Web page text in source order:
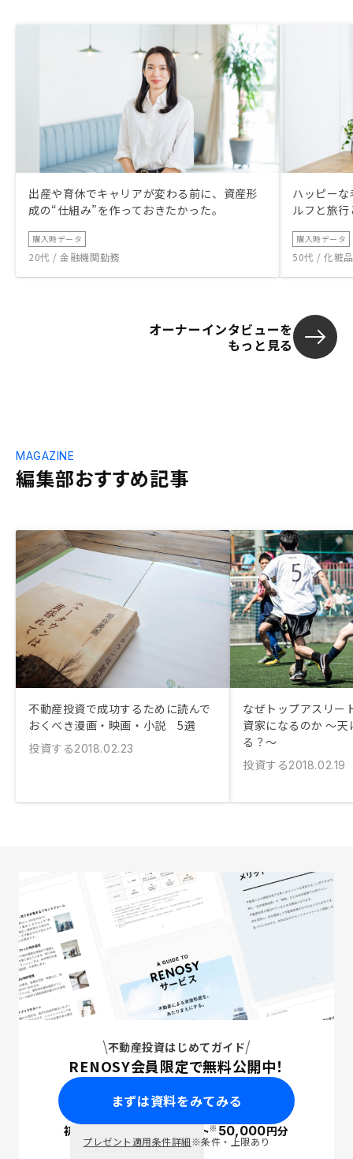
に活かすために面談中にメモをとって参考
にしていました(笑) 尊敬•信頼できる方だ
ったので、今後も末永くお付き合いしてい
きたいと思います。面談の際にベルフェイ
スを使用していましたが、使用感があまり
良くなかったのでZOOMなどのツールを使
用して頂けると良いと思います。
出産や育休でキャリアが変わる前に、資産形
成の“仕組み”を作っておきたかった。
購入時データ
20代 / 金融機関勤務
ハッピー
ルフと旅
購入時データ
50代 / 化粧
オーナーインタビューを
もっと見る
編集部おすすめ記事
MAGAZINE
不動産投資で成功するために読んで
おくべき漫画・映画・小説 5選
投資する2018.02.23
なぜトップアスリー
資家になるのか ～
る？～
投資する2018.02.19
不動産投資はじめてガイド
RENOSY会員限定で無料公開中！
まずは資料をみてみる
初回面談で ポイント※50,000円分
プレゼント適用条件詳細※条件・上限あり